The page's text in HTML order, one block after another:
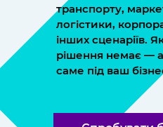
транспорту,
логістики,
інших сценаріїв.
рішення немає —
саме під ваш